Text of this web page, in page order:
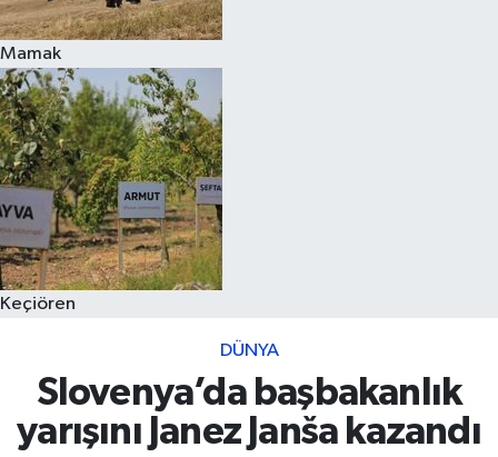
Mamak
Keçiören
DÜNYA
Slovenya’da başbakanlık
yarışını Janez Janša kazandı